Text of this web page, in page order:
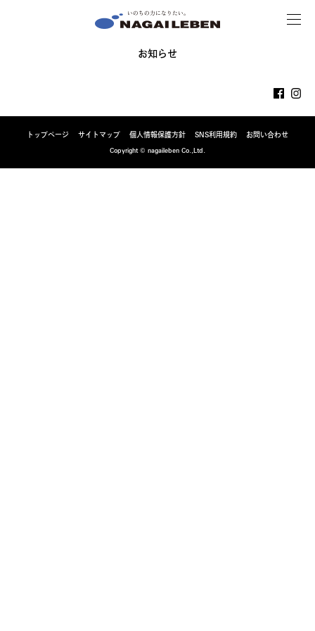
MENU
お知らせ
トップページ サイトマップ 個人情報保護方針 SNS利用規約
お問い合わせ
Copyright © nagaileben Co.,Ltd.